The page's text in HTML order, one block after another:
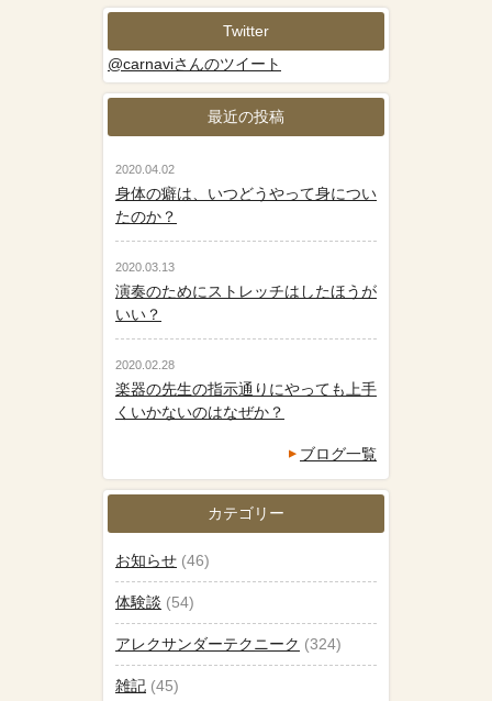
Twitter
@carnaviさんのツイート
最近の投稿
2020.04.02
身体の癖は、いつどうやって身につい
たのか？
2020.03.13
演奏のためにストレッチはしたほうが
いい？
2020.02.28
楽器の先生の指示通りにやっても上手
くいかないのはなぜか？
ブログ一覧
カテゴリー
お知らせ (46)
体験談 (54)
アレクサンダーテクニーク (324)
雑記 (45)